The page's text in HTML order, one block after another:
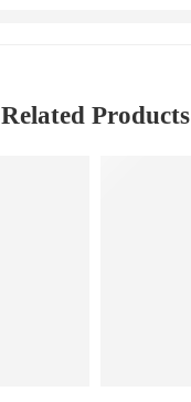
Related Products